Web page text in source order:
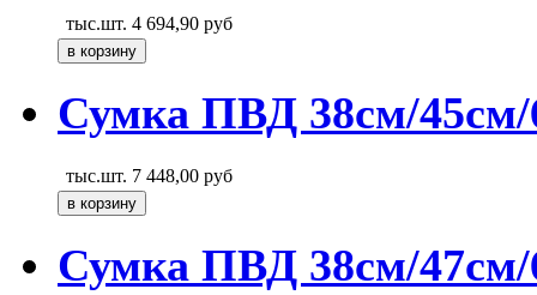
тыс.шт. 4 694,90 руб
Сумка ПВД 38см/
тыс.шт. 7 448,00 руб
Сумка ПВД 38см/